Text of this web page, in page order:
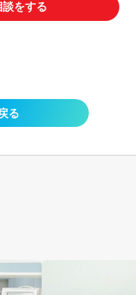
談をする
る